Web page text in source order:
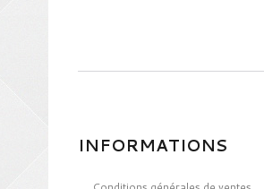
INFORMATIONS